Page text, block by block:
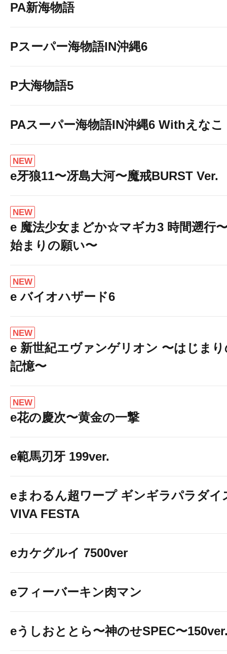
PA新海物語
Pスーパー海物語IN沖縄6
P大海物語5
PAスーパー海物語IN沖縄6 Withえなこ
NEW
e牙狼11〜冴島大河〜魔戒BURST Ver.
NEW
e 魔法少女まどか☆マギカ3 時間遡行
始まりの願い〜
NEW
e バイオハザード6
NEW
e 新世紀エヴァンゲリオン 〜はじま
記憶〜
NEW
e花の慶次〜黄金の一撃
e範馬刃牙 199ver.
eまわるん超ワープ ギンギラパラダイ
VIVA FESTA
eカケグルイ 7500ver
eフィーバーキン肉マン
eうしおととら〜神のせSPEC〜